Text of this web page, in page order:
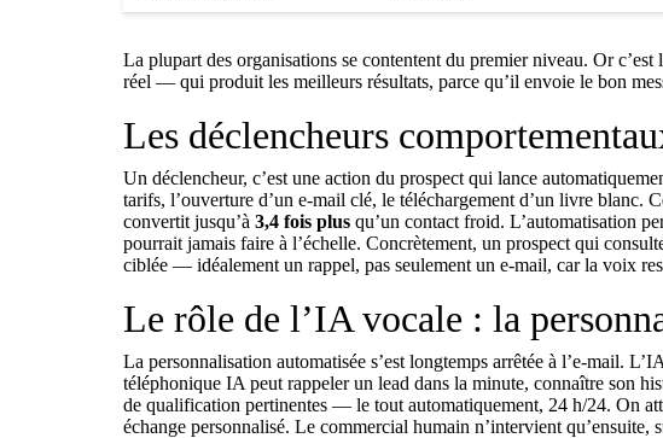
La plupart des organisations se contentent du premier niveau. Or
réel — qui produit les meilleurs résultats, parce qu’il envoie le bon
Les déclencheurs
Un déclencheur, c’est une action du prospect qui lance
tarifs, l’ouverture d’un e-mail clé, le téléchargement d’un livre blanc.
convertit jusqu’à 3,4 fois plus qu’un contact froid. L’automatisation
pourrait jamais faire à l’échelle. Concrètement, un prospect qui
ciblée — idéalement un rappel, pas seulement un e-mail, car la voix
Le rôle de l’IA vocale : la
La personnalisation automatisée s’est longtemps arrêtée à l’e-mail.
téléphonique IA peut rappeler un lead dans la minute, connaître son
de qualification pertinentes — le tout automatiquement, 24 h/24. On
échange personnalisé. Le commercial humain n’intervient qu’ensuite,